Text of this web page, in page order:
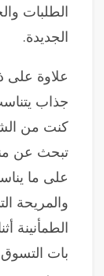
الطلبات
الجديدة.
علاوة على
جذاب
كنت من
تبحث عن
على ما
والمريحة
الطمأنينة
بات